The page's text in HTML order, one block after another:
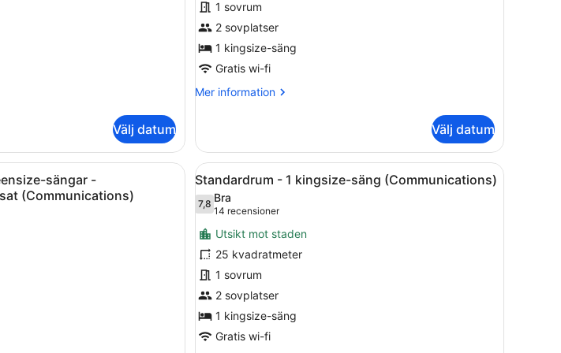
Välj datum
-
1
kingsize-
säng
(Roll-
1 sovrum
2 sovplatser
1 kingsize-säng
Gratis wi-fi
Mer information
Mer
-
kingsize-
säng
(Roll-
Shower)
Välj datum
Ett hotellrum med två sängar, ett skrivbord, en tv och ett fönster med utsikt över staden.
sängar -
(Communications)
Öppna
alla
foton
för
Standardrum
-
1
kingsize-
säng
(Communications)
7
Standardrum - 1 kingsize-säng (Communications)
7,87,8 av 10
Bra
14 recensioner
(14 recensioner)
Utsikt mot staden
25 kvadratmeter
1 sovrum
2 sovplatser
1 kingsize-säng
Gratis wi-fi